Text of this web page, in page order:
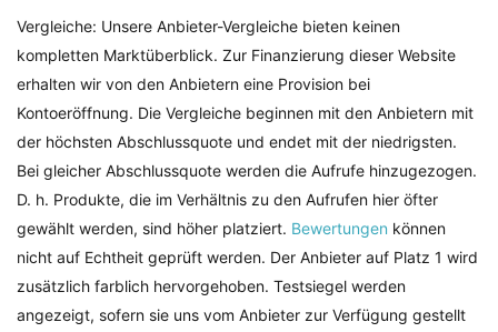
Vergleiche: Unsere Anbieter-Vergleiche bieten keinen
kompletten Marktüberblick. Zur Finanzierung dieser Website
erhalten wir von den Anbietern eine Provision bei
Kontoeröffnung. Die Vergleiche beginnen mit den Anbietern mit
der höchsten Abschlussquote und endet mit der niedrigsten.
Bei gleicher Abschlussquote werden die Aufrufe hinzugezogen.
D. h. Produkte, die im Verhältnis zu den Aufrufen hier öfter
gewählt werden, sind höher platziert. Bewertungen können
nicht auf Echtheit geprüft werden. Der Anbieter auf Platz 1 wird
zusätzlich farblich hervorgehoben. Testsiegel werden
angezeigt, sofern sie uns vom Anbieter zur Verfügung gestellt